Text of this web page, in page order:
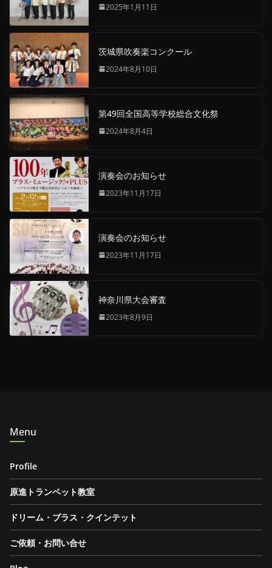
2025年1月11日
茨城県吹奏楽コンクール
2024年8月10日
第49回全国高等学校総合文化祭
2024年8月4日
演奏会のお知らせ
2023年11月17日
演奏会のお知らせ
2023年11月17日
神奈川県大会審査
2023年8月9日
Menu
Profile
原進トランペット教室
ドリーム・ブラス・クインテット
ご依頼・お問い合せ